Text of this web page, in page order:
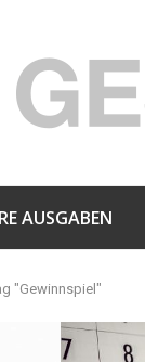
AUSGABEN
"Gewinnspiel"